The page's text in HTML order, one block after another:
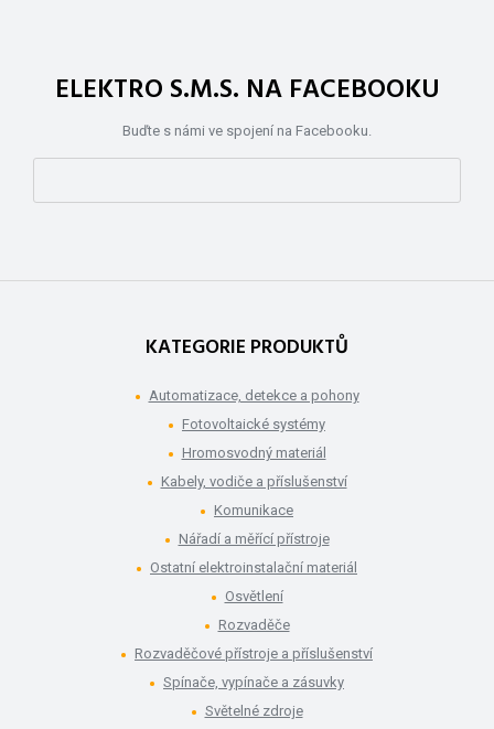
ELEKTRO S.M.S. NA FACEBOOKU
Buďte s námi ve spojení na Facebooku.
KATEGORIE PRODUKTŮ
Automatizace, detekce a pohony
Fotovoltaické systémy
Hromosvodný materiál
Kabely, vodiče a příslušenství
Komunikace
Nářadí a měřící přístroje
Ostatní elektroinstalační materiál
Osvětlení
Rozvaděče
Rozvaděčové přístroje a příslušenství
Spínače, vypínače a zásuvky
Světelné zdroje